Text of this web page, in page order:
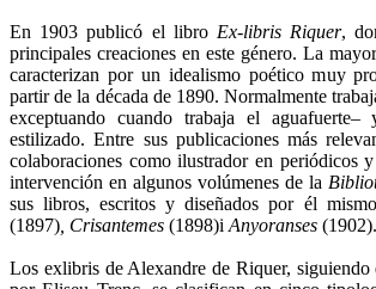
En 1903 publicó el libro Ex-libris Riquer,
principales creaciones en este género. La
caracterizan por un idealismo poético muy
partir de la década de 1890. Normalmente
exceptuando cuando trabaja el
estilizado. Entre sus publicaciones más
colaboraciones como ilustrador en periódicos y
intervención en algunos volúmenes de la
sus libros, escritos y diseñados por él
(1897) , Crisantemes (1898)i Anyoranses (1902).
Los exlibris de Alexandre de Riquer, siguiendo